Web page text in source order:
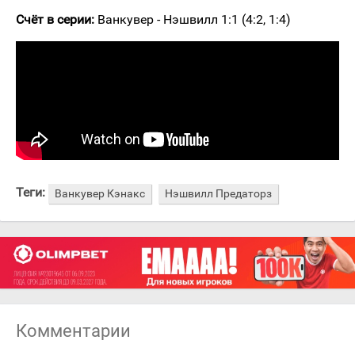
Счёт в серии: Ванкувер - Нэшвилл 1:1 (4:2, 1:4)
Теги: Ванкувер Кэнакс Нэшвилл Предаторз
Комментарии